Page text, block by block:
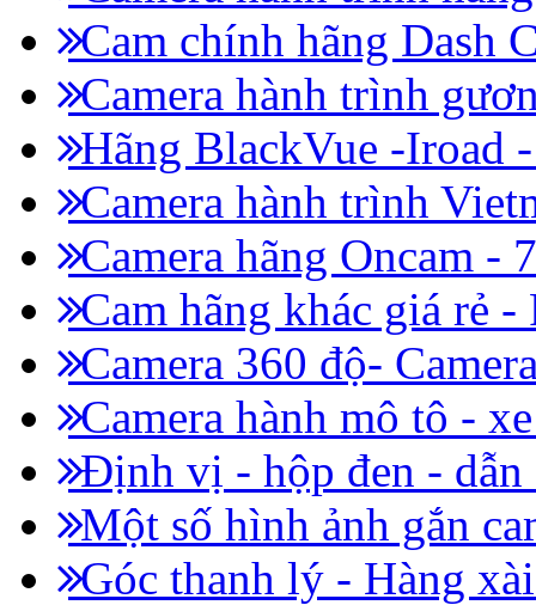
Cam chính hãng Dash
Camera hành trình
Hãng BlackVue -Iroad
Camera hành trình
Camera hãng Oncam -
Cam hãng khác giá rẻ -
Camera 360 độ-
Camera hành mô tô -
Định vị - hộp đen - dẫn
Một số hình ảnh gắn
Góc thanh lý - Hàng